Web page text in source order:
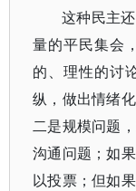
这种民主
量的平民集会
的、理性的讨
纵，做出情绪
二是规模问题
沟通问题；如
以投票；但如